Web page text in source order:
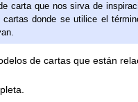
carta que nos sirva de
donde se utilice el
de cartas que están